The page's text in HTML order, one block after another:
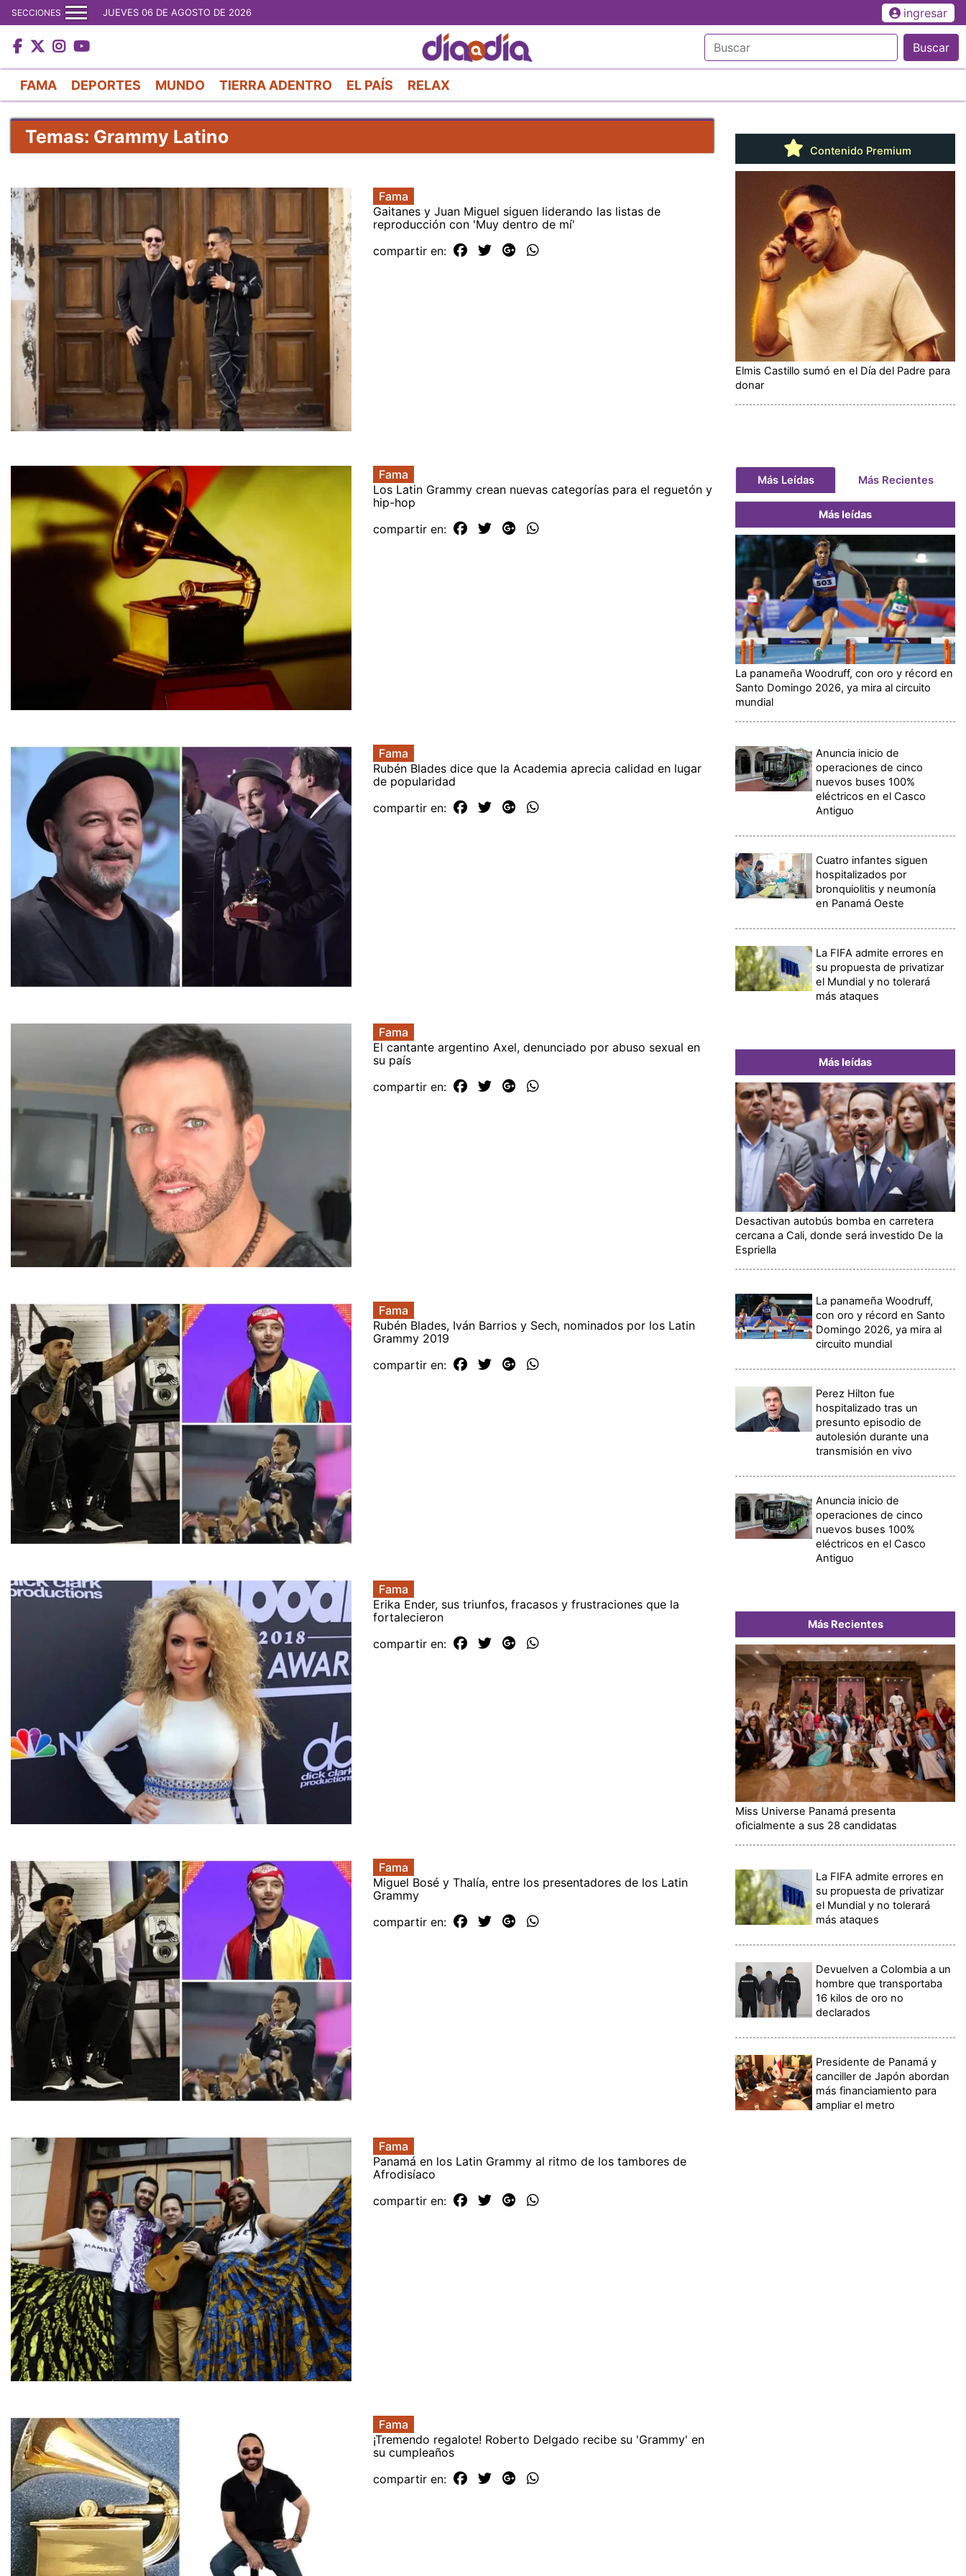
al
contenido
principal
SECCIONES JUEVES 06 DE AGOSTO DE 2026 ingresar
Buscar
FAMA DEPORTES MUNDO TIERRA ADENTRO EL PAÍS RELAX
Temas: Grammy Latino
Fama
Gaitanes y Juan Miguel siguen liderando las listas de
reproducción con 'Muy dentro de mí'
compartir en:
Fama
Los Latin Grammy crean nuevas categorías para el reguetón y
hip-hop
compartir en:
Fama
Rubén Blades dice que la Academia aprecia calidad en lugar
de popularidad
compartir en:
Fama
El cantante argentino Axel, denunciado por abuso sexual en
su país
compartir en:
Fama
Rubén Blades, Iván Barrios y Sech, nominados por los Latin
Grammy 2019
compartir en:
Fama
Erika Ender, sus triunfos, fracasos y frustraciones que la
fortalecieron
compartir en:
Fama
Miguel Bosé y Thalía, entre los presentadores de los Latin
Grammy
compartir en:
Fama
Panamá en los Latin Grammy al ritmo de los tambores de
Afrodisíaco
compartir en:
Fama
¡Tremendo regalote! Roberto Delgado recibe su 'Grammy' en
su cumpleaños
compartir en:
Contenido Premium
Elmis Castillo sumó en el Día del Padre para
donar
Más Leídas Más Recientes
Más leídas
La panameña Woodruff, con oro y récord en
Santo Domingo 2026, ya mira al circuito
mundial
Anuncia inicio de
operaciones de cinco
nuevos buses 100%
eléctricos en el Casco
Antiguo
Cuatro infantes siguen
hospitalizados por
bronquiolitis y neumonía
en Panamá Oeste
La FIFA admite errores en
su propuesta de privatizar
el Mundial y no tolerará
más ataques
Más leídas
Desactivan autobús bomba en carretera
cercana a Cali, donde será investido De la
Espriella
La panameña Woodruff,
con oro y récord en Santo
Domingo 2026, ya mira al
circuito mundial
Perez Hilton fue
hospitalizado tras un
presunto episodio de
autolesión durante una
transmisión en vivo
Anuncia inicio de
operaciones de cinco
nuevos buses 100%
eléctricos en el Casco
Antiguo
Más Recientes
Miss Universe Panamá presenta
oficialmente a sus 28 candidatas
La FIFA admite errores en
su propuesta de privatizar
el Mundial y no tolerará
más ataques
Devuelven a Colombia a un
hombre que transportaba
16 kilos de oro no
declarados
Presidente de Panamá y
canciller de Japón abordan
más financiamiento para
ampliar el metro